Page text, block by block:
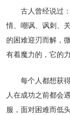
古人曾经说过
情、嘲讽、讽刺、
的困难迎刃而解，
有着魔力的，它的
每个人都想获
人在成功之前都会
服，面对困难而低